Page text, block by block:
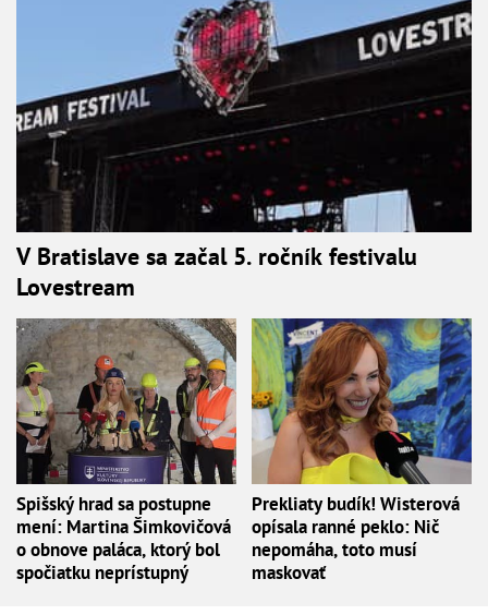
V Bratislave sa začal 5. ročník festivalu
Lovestream
Spišský hrad sa postupne
mení: Martina Šimkovičová
o obnove paláca, ktorý bol
spočiatku neprístupný
Prekliaty budík! Wisterová
opísala ranné peklo: Nič
nepomáha, toto musí
maskovať